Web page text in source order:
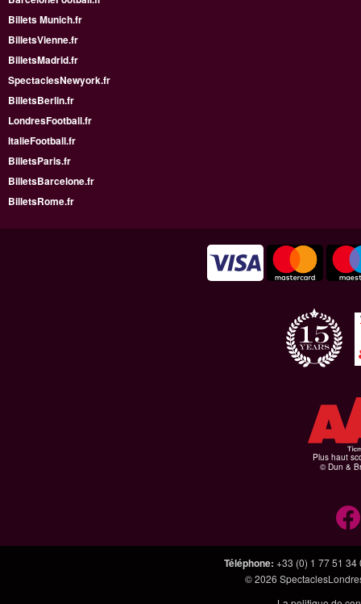
Billets Munich.fr
BilletsVienne.fr
BilletsMadrid.fr
SpectaclesNewyork.fr
BilletsBerlin.fr
LondresFootball.fr
ItalieFootball.fr
BilletsParis.fr
BilletsBarcelone.fr
BilletsRome.fr
Plus haut
© Dun &
Téléphone: +33 (0) 1 77 51 34
© 2026